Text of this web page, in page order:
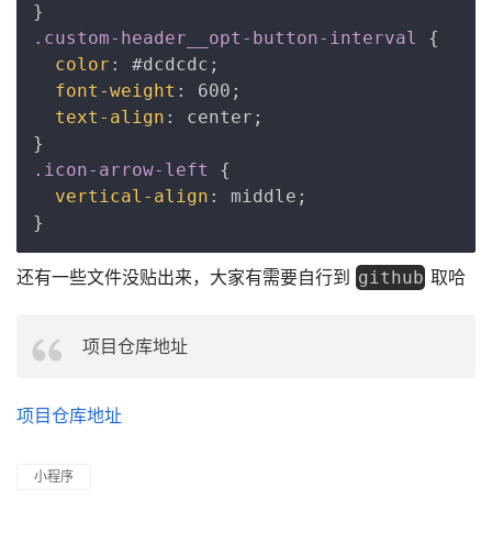
}
.custom-header__opt-button-interval
{
color : #dcdcdc ;
font-weight : 600 ;
text-align : center ;
}
.icon-arrow-left
{
vertical-align : middle ;
}
还有一些文件没贴出来，大家有需要自行到 github 取哈
项目仓库地址
项目仓库地址
小程序